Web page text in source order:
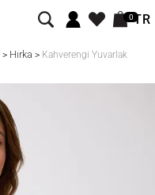
0TR
> Hırka > Kahverengi Yuvarlak